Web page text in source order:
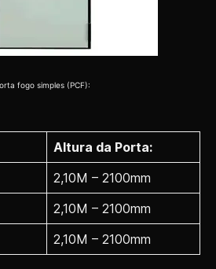
fogo simples (PCF):
Altura da Porta:
2,10M – 2100mm
2,10M – 2100mm
2,10M – 2100mm